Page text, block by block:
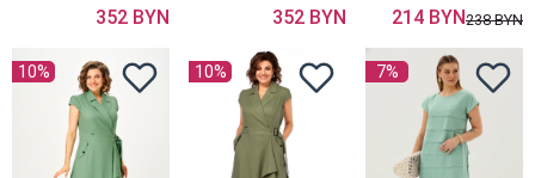
352 BYN 352 BYN 214 BYN238 BYN
10% 10% 7%